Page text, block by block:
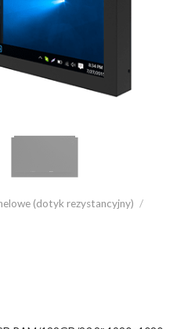
(dotyk rezystancyjny) /